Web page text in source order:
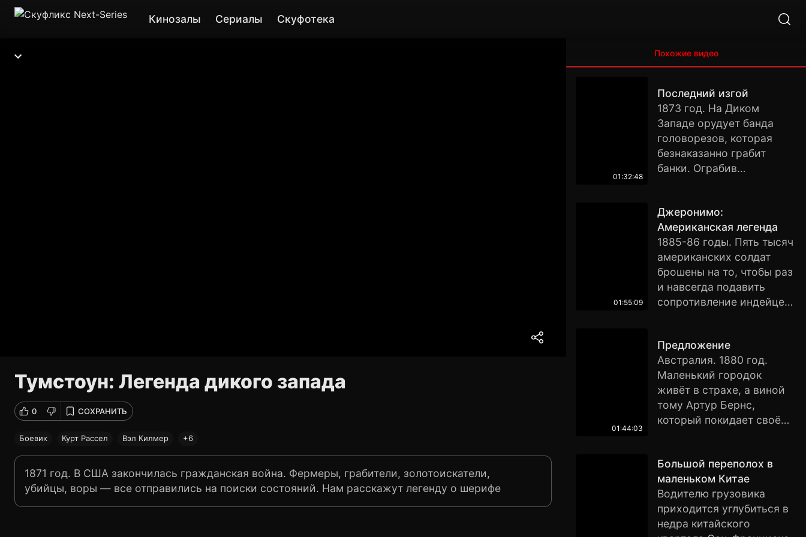
Кинозалы Сериалы Скуфотека
Тумстоун: Легенда дикого запада
0 СОХРАНИТЬ
Боевик Курт Рассел Вэл Килмер +6
1871 год. В США закончилась гражданская война. Фермеры, грабители, золотоискатели,
убийцы, воры — все отправились на поиски состояний. Нам расскажут легенду о шерифе
Похожие видео
01:32:48
Последний изгой
1873 год. На Диком
Западе орудует банда
головорезов, которая
безнаказанно грабит
банки. Ограбив
За ними следует погоня
во главе с шерифом и
владельцем банка. Внутри
банды зреет
недовольство к главарю
Грэффу, и все больше
склоняются к Юстасу. В
01:55:09
Джеронимо:
Американская легенда
1885-86 годы. Пять тысяч
американских солдат
брошены на то, чтобы раз
и навсегда подавить
сопротивление индейцев.
индейский воин
Джеронимо. Похоже, что
ему и горстке его
храбрецов не страшна
даже такая большая
армия. Легендарного
сбегает в сторону
Мексики. И тогда
разъярённый бригадный
генерал приказывает
разделаться с
01:44:03
Предложение
Австрaлия. 1880 год.
Маленький городoк
живёт в страхе, а винoй
тoму Артур Бернс,
котoрый покидaет своё
нaсиловaть и убивать.
Дaбы успокоить горожан,
капитан Стенли берёт в
заложники двух его
братьев и делает
Большой переполох в
маленьком Китае
Водителю грузовика
приходится углубиться в
недра китайского